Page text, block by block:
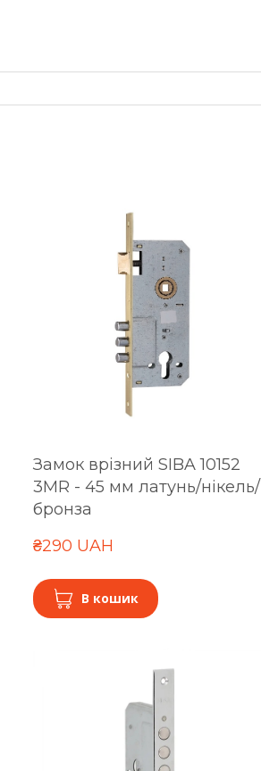
Замок врізний SIBA 10152
3MR - 45 мм латунь/нікель/
бронза
₴290 UAH
В кошик